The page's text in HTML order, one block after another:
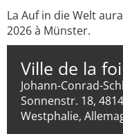
La Auf in die Welt
2026 à Münster.
Ville de la
Johann-Conrad-
Sonnenstr. 18,
Westphalie,